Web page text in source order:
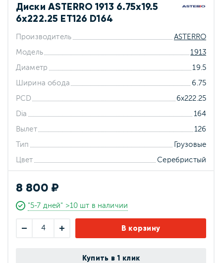
Диски ASTERRO 1913 6.75x19.5
6x222.25 ET126 D164
Производитель ASTERRO
Модель 1913
Диаметр 19.5
Ширина обода 6.75
PCD 6x222.25
Dia 164
Вылет 126
Тип Грузовые
Цвет Серебристый
8 800 ₽
"5-7 дней" >10 шт в наличии
В корзину
Купить в 1 клик